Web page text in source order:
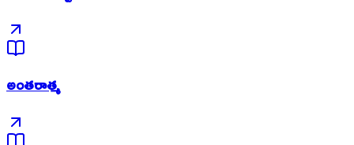
అంతరాత్మ